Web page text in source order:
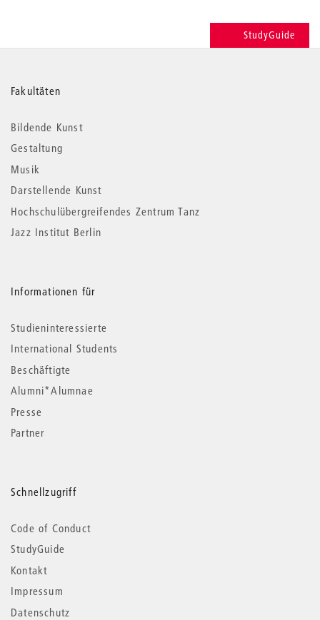
StudyGuide
Weitere
Informationen
Fakultäten
Bildende Kunst
Gestaltung
Musik
Darstellende Kunst
Hochschulübergreifendes Zentrum Tanz
Jazz Institut Berlin
Informationen für
Studieninteressierte
International Students
Beschäftigte
Alumni*Alumnae
Presse
Partner
Schnellzugriff
Code of Conduct
StudyGuide
Kontakt
Impressum
Datenschutz